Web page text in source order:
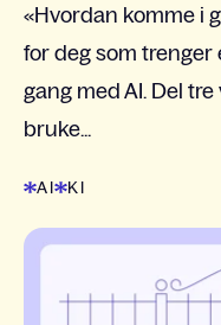
«Hvordan komme i
for deg som trenger
gang med AI. Del
bruke...
AI KI